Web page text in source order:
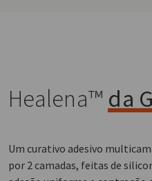
Healena™ da
Um curativo adesivo
por 2 camadas, feitas de